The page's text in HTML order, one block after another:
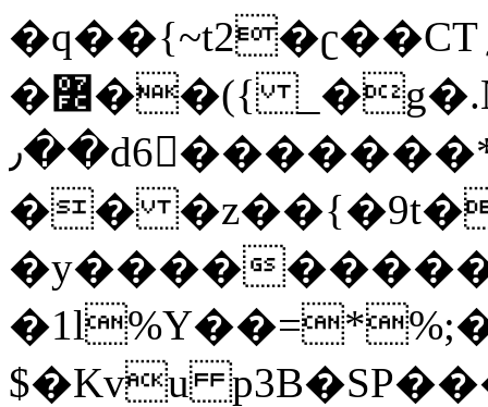
�q��{~t2�ʗ��CT؍���������{�~}ur����u�}o����(�:�j���=����{�۝Vo�An��J^��������M\M�'{{l�i
�߼��({ _�g�.Nfӻg����f7z91o^��̤^�>��2�`�:|#dk�{>�>>&�tsw�Nwo�?
٫��d6򆧇�������*��[|^]oo���NW~zz>�X&�u�=K?
��
�y����
$�Kvu